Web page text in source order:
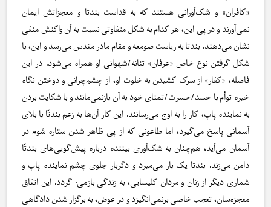
«کافران» و شک‌آورانی هستند که به قداست بندتا و معجزاتش ایمان
نمی‌آورند و در پی این، هر کدام به شکل متفاوتی نسبت به آن واکنش منفی
نشان می‌دهند. بندتا به ریاست صومعه و مقام مادر مقدس می‌رسد و این، با
شکل گرفتن نوع خاص «عرفان» تنانه/شهوانی او همراه می‌شود. در این
فاصله، «کفار» از سرک کشیدن به خلوت او، از چشم‌چرانی و دوختن نگاه
خیره توأم با حسد/حسرت/تمنای خود به آن بازنمی‌مانند و با شکایت بردن
به نماینده پاپ، کار را به اوج می‌رسانند. این کار آن‌ها به زعم بندتّا با بلای
آسمانی پاسخ می‌گیرد، اما طاعونی که از پی ظاهر شدن ستاره شوم در
آسمان می‌آید، هم‌چنان به شک‌آوری بیننده درباره پیش‌گویی‌های بندتّا
دامن می‌زند. بندتا یک بار می‌میرد و دگربار جلوی چشم نماینده پاپ و
شماری دیگر از زنان و مردان کلیسایی، به زندگی بازمی¬گردد. این اتفاق
معجزه‌سان، تعجب خاصی برنمی‌انگیزد و در عوض، به برگزار شدن دادگاهی